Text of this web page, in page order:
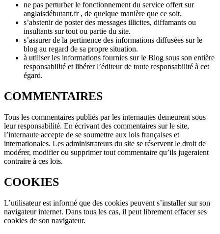
ne pas perturber le fonctionnement du service offert sur
anglaisdébutant.fr , de quelque manière que ce soit.
s’abstenir de poster des messages illicites, diffamants ou
insultants sur tout ou partie du site.
s’assurer de la pertinence des informations diffusées sur le
blog au regard de sa propre situation.
à utiliser les informations fournies sur le Blog sous son entière
responsabilité et libérer l’éditeur de toute responsabilité à cet
égard.
COMMENTAIRES
Tous les commentaires publiés par les internautes demeurent sous
leur responsabilité. En écrivant des commentaires sur le site,
l’internaute accepte de se soumettre aux lois françaises et
internationales. Les administrateurs du site se réservent le droit de
modérer, modifier ou supprimer tout commentaire qu’ils jugeraient
contraire à ces lois.
COOKIES
L’utilisateur est informé que des cookies peuvent s’installer sur son
navigateur internet. Dans tous les cas, il peut librement effacer ses
cookies de son navigateur.